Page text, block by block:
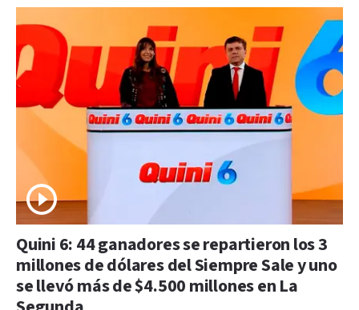
Quini 6: 44 ganadores se repartieron los 3
millones de dólares del Siempre Sale y uno
se llevó más de $4.500 millones en La